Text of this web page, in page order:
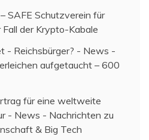
SAFE Schutzverein für
Fall der Krypto-Kabale
- Reichsbürger? - News -
aufgetaucht – 600
für eine weltweite
- News - Nachrichten zu
& Big Tech